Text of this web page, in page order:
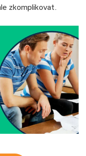
zkomplikovat.